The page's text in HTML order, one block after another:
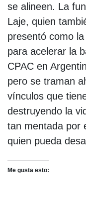
se alineen. La
Laje, quien
presentó como
para acelerar la
CPAC en
pero se traman
vínculos que
destruyendo la
tan mentada por
quien pueda
Me gusta esto: